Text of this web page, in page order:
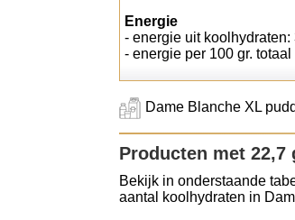
Energie
- energie uit
- energie per 100 gr.
Dame Blanche XL
Producten met
Bekijk in onderstaande
aantal koolhydraten in